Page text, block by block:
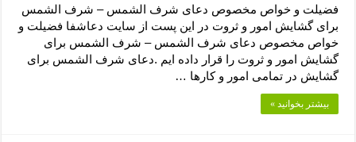
فضیلت و خواص مخصوص دعای شرف الشمس – شرف الشمس
برای گشایش امور و ثروت در این پست از سایت دعاشفا فضیلت و
خواص مخصوص دعای شرف الشمس – شرف الشمس برای
گشایش امور و ثروت را قرار داده ایم .دعای شرف الشمس برای
گشایش در تمامی امور و کارها …
بیشتر بخوانید »